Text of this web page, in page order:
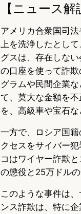
【ニュース解
アメリカ合衆国司
上を洗浄したとし
グスは、存在しな
の口座を使って詐
グラムや民間企業
て、莫大な金額を
を、高級車や宝石
一方で、ロシア国
クセスをサイバー
コはワイヤー詐欺
の懲役と25万ドル
このような事件は
ンス詐欺は、特に